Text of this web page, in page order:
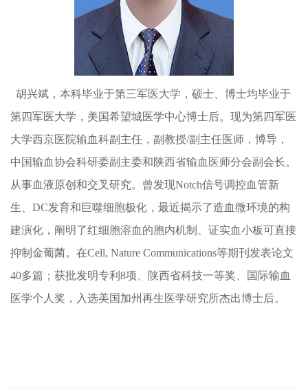
胡兴斌，本科毕业于第三军医大学，硕士、博士均毕业于
第四军医大学，美国希望城医学中心博士后。现为第四军医
大学西京医院输血科副主任，副教授/副主任医师，博导，
中国输血协会科研委副主委和陕西省输血医师分会副会长。
从事血液原创和交叉研究。曾发现Notch信号调控血管新
生、DC发育和巨噬细胞极化，最近揭示了造血微环境的构
建演化，阐明了红细胞溶血的胞内机制、证实血小板可直接
抑制金葡菌。在Cell, Nature Communications等期刊发表论文
40多篇；获批发明专利8项、陕西省科技一等奖、国际输血
医学个人奖，入选美国加州再生医学研究所杰出博士后。